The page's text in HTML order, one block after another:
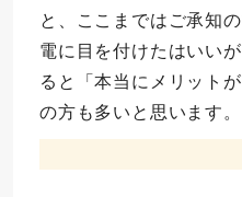
と、ここまではご承知
電に目を付けたはいい
ると「本当にメリット
の方も多いと思います。